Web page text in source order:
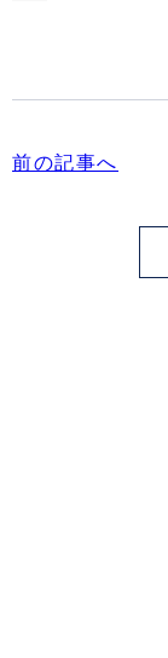
前の記事へ